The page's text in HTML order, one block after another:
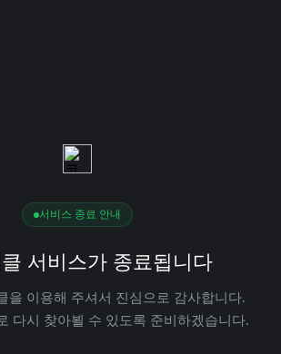
서비스 종료 안내
서비스가 종료됩니다
을 이용해 주셔서 진심으로 감사합니다.
다시 찾아뵐 수 있도록 준비하겠습니다.